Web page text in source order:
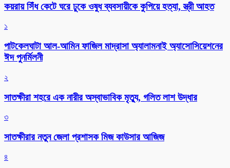
কয়রায় সিঁধ কেটে ঘরে ঢুকে ওষুধ ব্যবসায়ীকে কুপিয়ে হত্যা, স্ত্রী আহত
১
পাটকেলঘাটা আল-আমিন ফাজিল মাদ্রাসা অ্যালামনাই অ্যাসোসিয়েশনের
ঈদ পুনর্মিলনী
২
সাতক্ষীরা শহরে এক নারীর অস্বাভাবিক মৃত্যু, গলিত লাশ উদ্ধার
৩
সাতক্ষীরার নতুন জেলা প্রশাসক মিজ কাউসার আজিজ
৪